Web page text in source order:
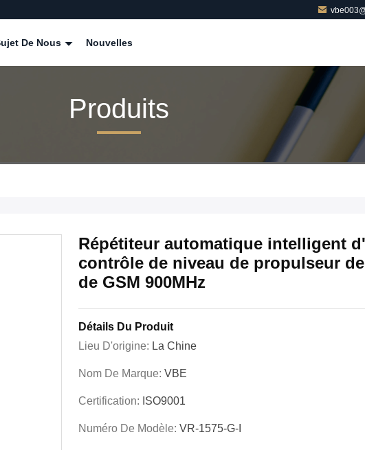
De Nous Nouvelles
Produits
Répétiteur automatique intelligent
contrôle de niveau de propulseur
de GSM 900MHz
Détails Du Produit
Lieu D'origine: La Chine
Nom De Marque: VBE
Certification: ISO9001
Numéro De Modèle: VR-1575-G-I